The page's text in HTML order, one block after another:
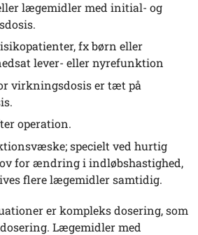
lægemidler med initial- og
fx børn eller
lever- eller nyrefunktion
virkningsdosis er tæt på
operation.
specielt ved hurtig
for æn­dring i indløbshastighed,
flere lægemidler samtidig.
er kompleks dosering, som
Lægemidler med